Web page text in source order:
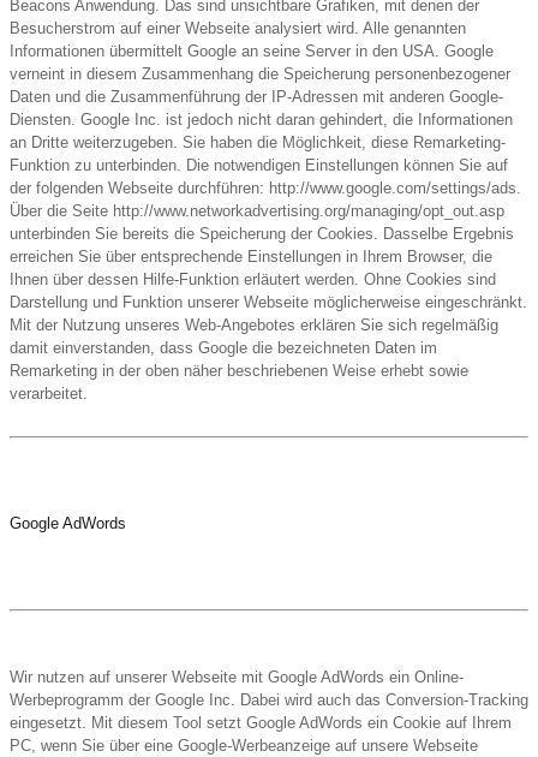
Beacons Anwendung. Das sind unsichtbare Grafiken, mit denen der
Besucherstrom auf einer Webseite analysiert wird. Alle genannten
Informationen übermittelt Google an seine Server in den USA. Google
verneint in diesem Zusammenhang die Speicherung personenbezogener
Daten und die Zusammenführung der IP-Adressen mit anderen Google-
Diensten. Google Inc. ist jedoch nicht daran gehindert, die Informationen
an Dritte weiterzugeben. Sie haben die Möglichkeit, diese Remarketing-
Funktion zu unterbinden. Die notwendigen Einstellungen können Sie auf
der folgenden Webseite durchführen: http://www.google.com/settings/ads.
Über die Seite http://www.networkadvertising.org/managing/opt_out.asp
unterbinden Sie bereits die Speicherung der Cookies. Dasselbe Ergebnis
erreichen Sie über entsprechende Einstellungen in Ihrem Browser, die
Ihnen über dessen Hilfe-Funktion erläutert werden. Ohne Cookies sind
Darstellung und Funktion unserer Webseite möglicherweise eingeschränkt.
Mit der Nutzung unseres Web-Angebotes erklären Sie sich regelmäßig
damit einverstanden, dass Google die bezeichneten Daten im
Remarketing in der oben näher beschriebenen Weise erhebt sowie
verarbeitet.
Google AdWords
Wir nutzen auf unserer Webseite mit Google AdWords ein Online-
Werbeprogramm der Google Inc. Dabei wird auch das Conversion-Tracking
eingesetzt. Mit diesem Tool setzt Google AdWords ein Cookie auf Ihrem
PC, wenn Sie über eine Google-Werbeanzeige auf unsere Webseite